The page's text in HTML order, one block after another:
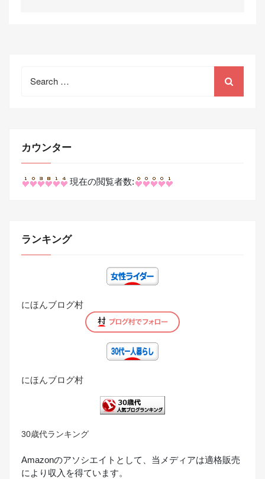
for:
カウンター
現在の閲覧者数:
ランキング
にほんブログ村
にほんブログ村
30歳代ランキング
Amazonのアソシエイトとして、当メディアは適格販売
により収入を得ています。